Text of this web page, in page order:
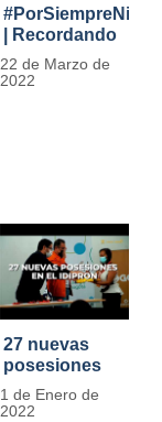
| Recordando
al Padre
Javier de
22 de Marzo de
2022
27 nuevas
posesiones
en el IDIPRON
1 de Enero de
2022